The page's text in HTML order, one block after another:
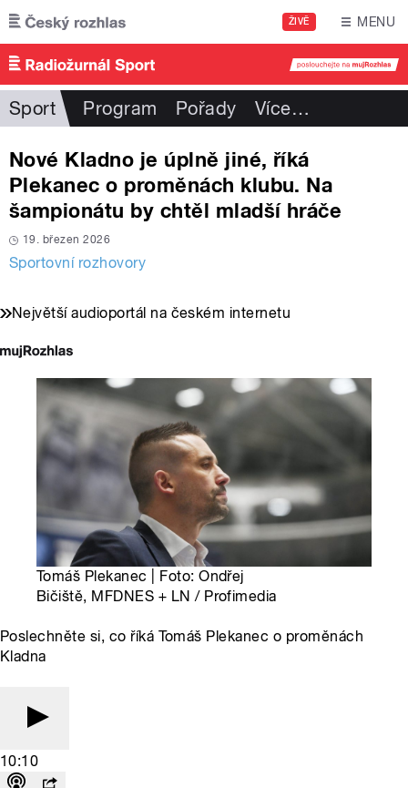
Přejít k hlavnímu obsahu
ŽIVĚ MENU
Sport Program Pořady Více…
Nové Kladno je úplně jiné, říká
Plekanec o proměnách klubu. Na
šampionátu by chtěl mladší hráče
19. březen 2026
Sportovní rozhovory
Největší audioportál na českém internetu
Tomáš Plekanec | Foto: Ondřej
Bičiště, MFDNES + LN / Profimedia
Poslechněte si, co říká Tomáš Plekanec o proměnách
Kladna
10:10